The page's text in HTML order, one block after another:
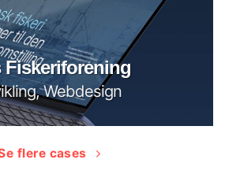
Fiskeriforening
Webdesign
flere cases